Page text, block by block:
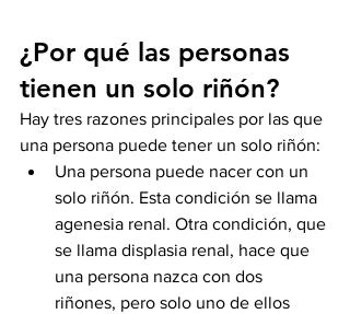
¿Por qué las personas
tienen un solo riñón?
Hay tres razones principales por las que
una persona puede tener un solo riñón:
Una persona puede nacer con un
solo riñón. Esta condición se llama
agenesia renal. Otra condición, que
se llama displasia renal, hace que
una persona nazca con dos
riñones, pero solo uno de ellos